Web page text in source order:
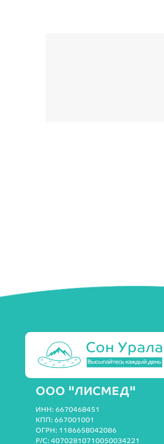
ООО "ЛИСМЕД"
ИНН: 6670468451
КПП: 667001001
ОГРН: 1186658042086
Р/С: 40702810710050034221